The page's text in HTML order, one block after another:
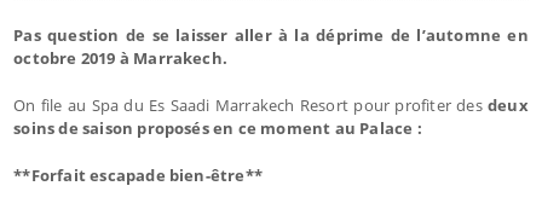
Pas question de se laisser aller à la déprime de l’automne en
octobre 2019 à Marrakech.
On file au Spa du Es Saadi Marrakech Resort pour profiter desdeux
soins de saison proposés en ce moment au Palace :
**Forfait escapade bien-être**